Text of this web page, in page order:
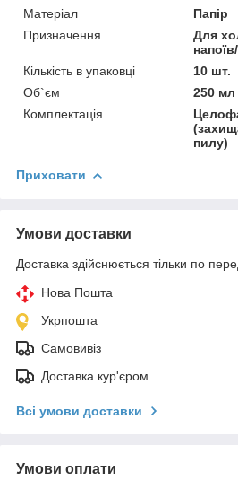
Матеріал
Папір
Призначення
Для
напоїв/
Кількість в упаковці
10 шт.
Об`єм
250 мл
Комплектація
пилу)
Приховати
Умови доставки
Доставка здійснюється тільки по
Нова Пошта
Укрпошта
Самовивіз
Доставка кур'єром
Всі умови доставки
Умови оплати